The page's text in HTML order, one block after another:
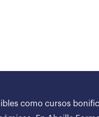
como cursos